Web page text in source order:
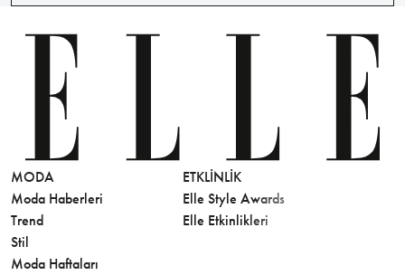
MODA
Moda Haberleri
Trend
Stil
Moda Haftaları
ETKLINLIK
Elle Style Awards
Elle Etkinlikleri